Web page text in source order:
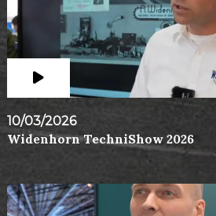
10/03/2026
Widenhorn TechniShow 2026